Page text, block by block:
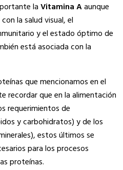
laVitamina Aaunque
la salud visual, el
y el estado óptimo de
está asociada con la
que mencionamos en el
recordar que en la alimentación
requerimientos de
y carbohidratos) y de los
estos últimos se
para los procesos
proteínas.